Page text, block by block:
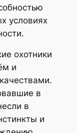
условиях
охотники
и
в
в
и